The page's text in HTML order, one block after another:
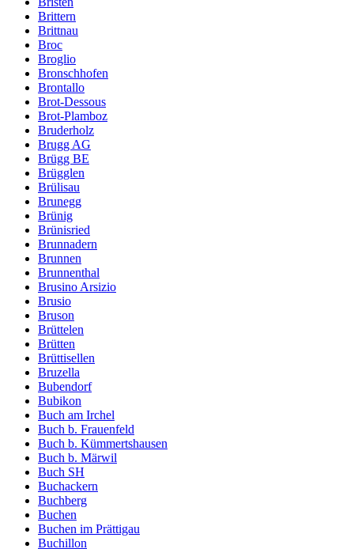
Brittern
Brittnau
Broc
Broglio
Bronschhofen
Brontallo
Brot-Dessous
Brot-Plamboz
Bruderholz
Brugg AG
Brügg BE
Brügglen
Brülisau
Brunegg
Brünig
Brünisried
Brunnadern
Brunnen
Brunnenthal
Brusino Arsizio
Brusio
Bruson
Brüttelen
Brütten
Brüttisellen
Bruzella
Bubendorf
Bubikon
Buch am Irchel
Buch b. Frauenfeld
Buch b. Kümmertshausen
Buch b. Märwil
Buch SH
Buchackern
Buchberg
Buchen
Buchen im Prättigau
Buchillon